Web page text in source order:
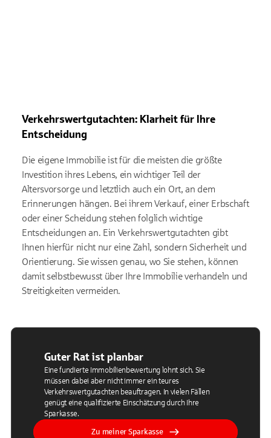
Verkehrswertgutachten: Klarheit für Ihre
Entscheidung
Die eigene Immobilie ist für die meisten die größte
Investition ihres Lebens, ein wichtiger Teil der
Altersvorsorge und letztlich auch ein Ort, an dem
Erinnerungen hängen. Bei ihrem Verkauf, einer Erbschaft
oder einer Scheidung stehen folglich wichtige
Entscheidungen an. Ein Verkehrswertgutachten gibt
Ihnen hierfür nicht nur eine Zahl, sondern Sicherheit und
Orientierung. Sie wissen genau, wo Sie stehen, können
damit selbstbewusst über Ihre Immobilie verhandeln und
Streitigkeiten vermeiden.
Guter Rat ist planbar
Eine fundierte Immobilienbewertung lohnt sich. Sie
müssen dabei aber nicht immer ein teures
Verkehrswertgutachten beauftragen. In vielen Fällen
genügt eine qualifizierte Einschätzung durch Ihre
Sparkasse.
Zu meiner Sparkasse